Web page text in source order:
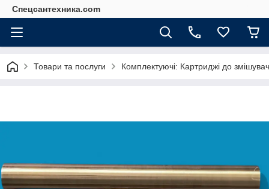
Спецсантехника.com
Товари та послуги Комплектуючі: Картриджі до